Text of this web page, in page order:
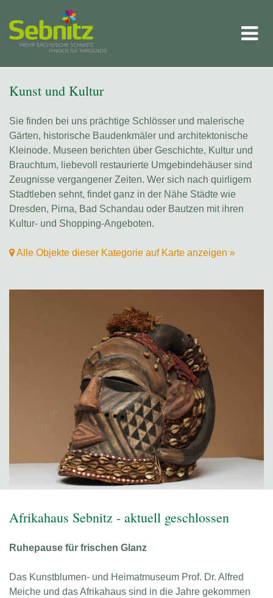
Kunst und Kultur
Sie finden bei uns prächtige Schlösser und malerische
Gärten, historische Baudenkmäler und architektonische
Kleinode. Museen berichten über Geschichte, Kultur und
Brauchtum, liebevoll restaurierte Umgebindehäuser sind
Zeugnisse vergangener Zeiten. Wer sich nach quirligem
Stadtleben sehnt, findet ganz in der Nähe Städte wie
Dresden, Pirna, Bad Schandau oder Bautzen mit ihren
Kultur- und Shopping-Angeboten.
Alle Objekte dieser Kategorie auf Karte anzeigen »
Afrikahaus Sebnitz - aktuell geschlossen
Ruhepause für frischen Glanz
Das Kunstblumen- und Heimatmuseum Prof. Dr. Alfred
Meiche und das Afrikahaus sind in die Jahre gekommen